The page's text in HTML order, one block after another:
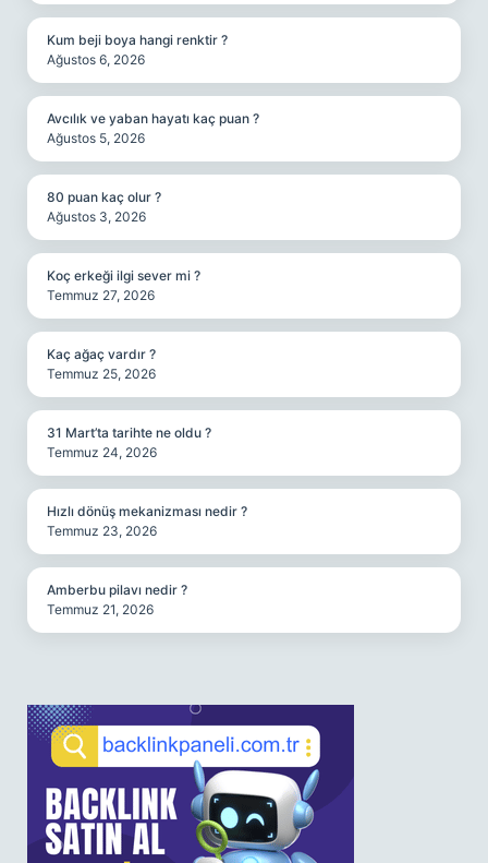
Kum beji boya hangi renktir ?
Ağustos 6, 2026
Avcılık ve yaban hayatı kaç puan ?
Ağustos 5, 2026
80 puan kaç olur ?
Ağustos 3, 2026
Koç erkeği ilgi sever mi ?
Temmuz 27, 2026
Kaç ağaç vardır ?
Temmuz 25, 2026
31 Mart’ta tarihte ne oldu ?
Temmuz 24, 2026
Hızlı dönüş mekanizması nedir ?
Temmuz 23, 2026
Amberbu pilavı nedir ?
Temmuz 21, 2026